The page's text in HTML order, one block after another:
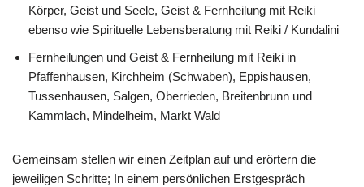
Körper, Geist und Seele, Geist & Fernheilung mit Reiki
ebenso wie Spirituelle Lebensberatung mit Reiki / Kundalini
Fernheilungen und Geist & Fernheilung mit Reiki in
Pfaffenhausen, Kirchheim (Schwaben), Eppishausen,
Tussenhausen, Salgen, Oberrieden, Breitenbrunn und
Kammlach, Mindelheim, Markt Wald
Gemeinsam stellen wir einen Zeitplan auf und erörtern die
jeweiligen Schritte; In einem persönlichen Erstgespräch